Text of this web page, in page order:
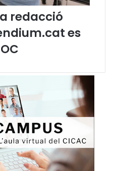
redacció
es